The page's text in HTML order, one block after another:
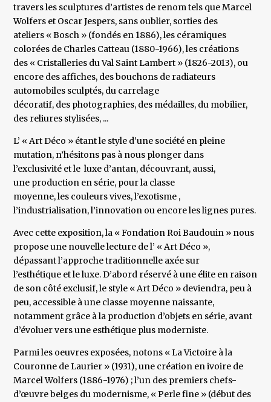
travers les sculptures d’artistes de renom tels que Marcel
Wolfers et Oscar Jespers, sans oublier, sorties des
ateliers « Bosch » (fondés en 1886), les céramiques
colorées de Charles Catteau (1880-1966), les créations
des « Cristalleries du Val Saint Lambert » (1826-2013), ou
encore des affiches, des bouchons de radiateurs
automobiles sculptés, du carrelage
décoratif, des photographies, des médailles, du mobilier,
des reliures stylisées, ...
L’ « Art Déco » étant le style d’une société en pleine
mutation, n’hésitons pas à nous plonger dans
l’exclusivité et le luxe d’antan, découvrant, aussi,
une production en série, pour la classe
moyenne, les couleurs vives, l’exotisme ,
l’industrialisation, l’innovation ou encore les lignes pures.
Avec cette exposition, la « Fondation Roi Baudouin » nous
propose une nouvelle lecture de l’ « Art Déco »,
dépassant l’approche traditionnelle axée sur
l’esthétique et le luxe. D’abord réservé à une élite en raison
de son côté exclusif, le style « Art Déco » deviendra, peu à
peu, accessible à une classe moyenne naissante,
notamment grâce à la production d’objets en série, avant
d’évoluer vers une esthétique plus moderniste.
Parmi les oeuvres exposées, notons « La Victoire à la
Couronne de Laurier » (1931), une création en ivoire de
Marcel Wolfers (1886-1976) ; l’un des premiers chefs-
d’œuvre belges du modernisme, « Perle fine » (début des